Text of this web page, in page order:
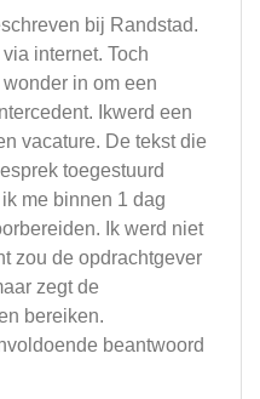
bij Randstad.
internet. Toch
in om een
Ikwerd een
vacature. De tekst die
toegestuurd
me binnen 1 dag
Ik werd niet
zou de opdrachtgever
zegt de
bereiken.
beantwoord